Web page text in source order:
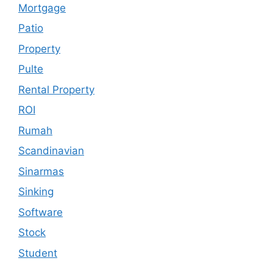
Mortgage
Patio
Property
Pulte
Rental Property
ROI
Rumah
Scandinavian
Sinarmas
Sinking
Software
Stock
Student